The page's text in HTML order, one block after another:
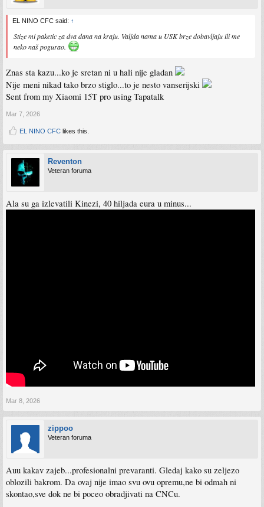
EL NINO CFC said: ↑
Stize mi paketic za dva dana na kraju. Valjda nama u USK brze dobavljaju ili me
neko naš pogurao.
Znas sta kazu...ko je sretan ni u hali nije gladan
Nije meni nikad tako brzo stiglo...to je nesto vanserijski
Sent from my Xiaomi 15T pro using Tapatalk
Mar 7, 2026
EL NINO CFC likes this.
Reventon
Veteran foruma
Ala su ga izlevatili Kinezi, 40 hiljada eura u minus...
Mar 8, 2026
zippoo
Veteran foruma
Auu kakav zajeb...profesionalni prevaranti. Gledaj kako su zeljezo
oblozili bakrom. Da ovaj nije imao svu ovu opremu,ne bi odmah ni
skontao,sve dok ne bi poceo obradjivati na CNCu.